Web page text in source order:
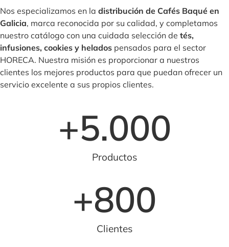
Nos especializamos en la distribución de Cafés Baqué en
Galicia, marca reconocida por su calidad, y completamos
nuestro catálogo con una cuidada selección de tés,
infusiones, cookies y helados pensados para el sector
HORECA. Nuestra misión es proporcionar a nuestros
clientes los mejores productos para que puedan ofrecer un
servicio excelente a sus propios clientes.
Productos
+5.000
Clientes
+800